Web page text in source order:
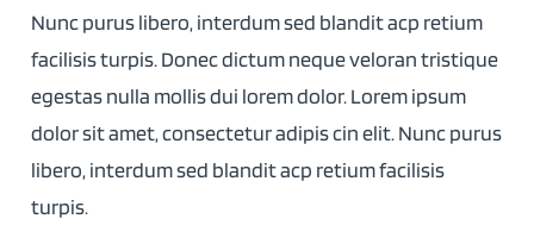
Nunc purus libero, interdum sed blandit acp retium
facilisis turpis. Donec dictum neque veloran tristique
egestas nulla mollis dui lorem dolor. Lorem ipsum
dolor sit amet, consectetur adipis cin elit. Nunc purus
libero, interdum sed blandit acp retium facilisis
turpis.